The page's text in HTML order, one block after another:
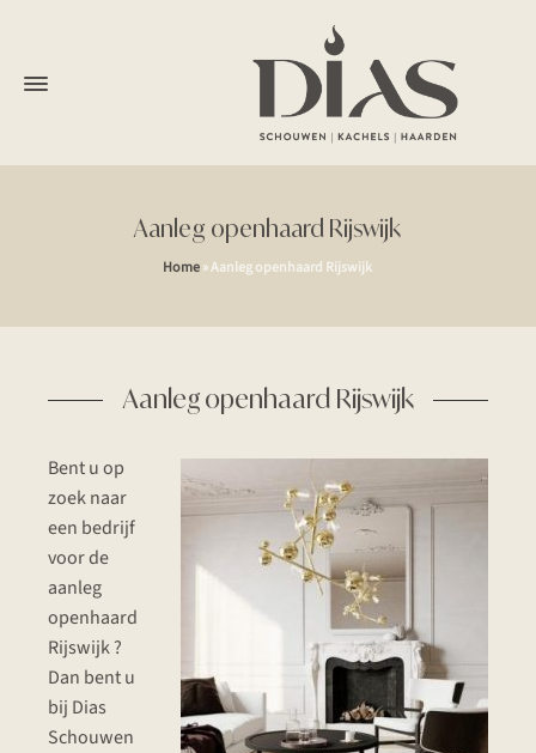
Aanleg openhaard Rijswijk
Home»Aanleg openhaard Rijswijk
Aanleg openhaard Rijswijk
Bent u op
zoek naar
een bedrijf
voor de
aanleg
openhaard
Rijswijk ?
Dan bent u
bij Dias
Schouwen